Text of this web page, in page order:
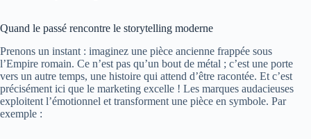
Quand le passé rencontre le storytelling moderne
Prenons un instant : imaginez une pièce ancienne frappée sous
l’Empire romain. Ce n’est pas qu’un bout de métal ; c’est une porte
vers un autre temps, une histoire qui attend d’être racontée. Et c’est
précisément ici que le marketing excelle ! Les marques audacieuses
exploitent l’émotionnel et transforment une pièce en symbole. Par
exemple :